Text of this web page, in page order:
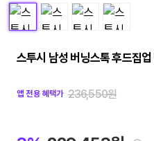
스투시 남성 버닝스톡 후드집
앱 전용 혜택가 236,550원